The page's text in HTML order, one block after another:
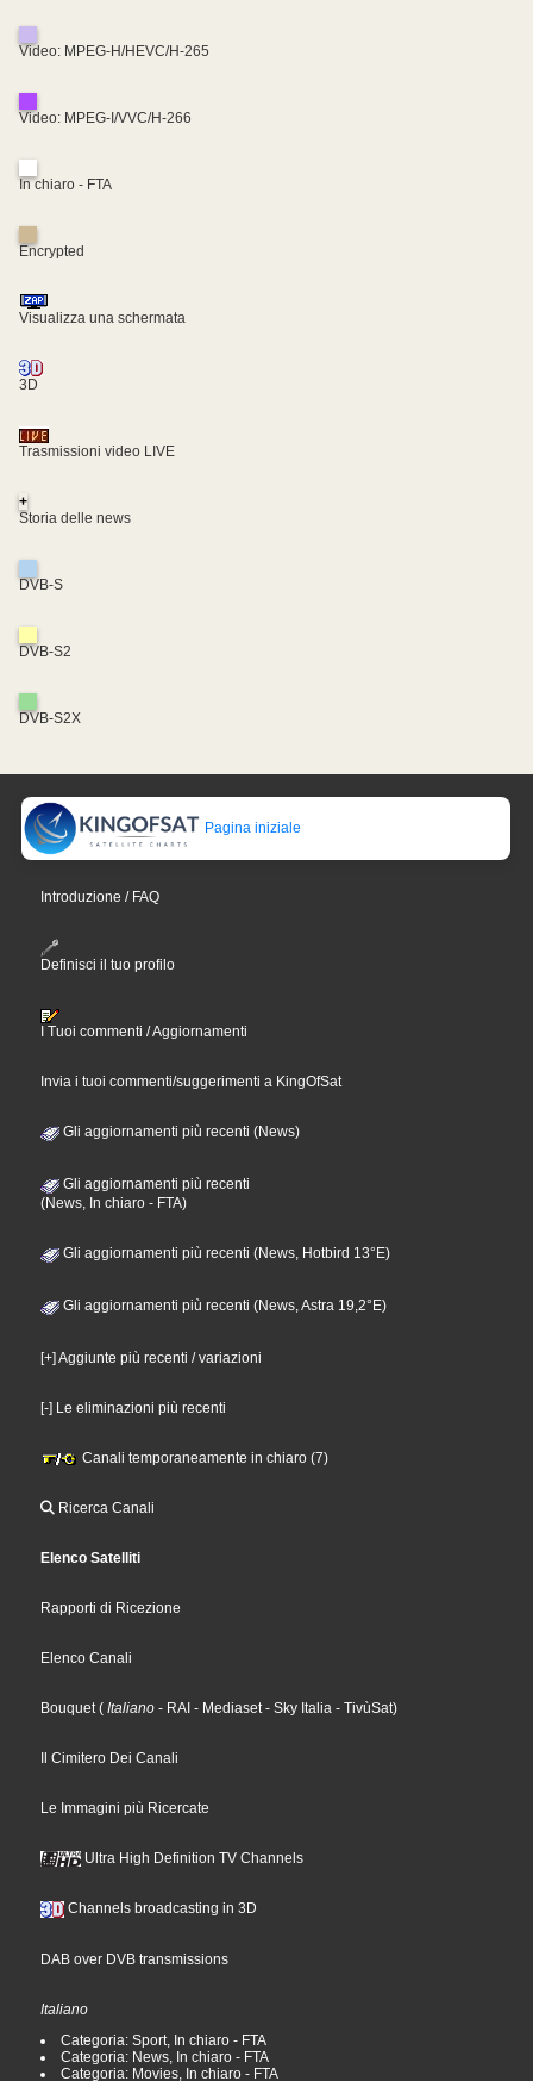
Video: MPEG-H/HEVC/H-265
Video: MPEG-I/VVC/H-266
In chiaro - FTA
Encrypted
Visualizza una schermata
3D
Trasmissioni video LIVE
+
Storia delle news
DVB-S
DVB-S2
DVB-S2X
Pagina iniziale
Introduzione / FAQ
Definisci il tuo profilo
I Tuoi commenti / Aggiornamenti
Invia i tuoi commenti/suggerimenti a KingOfSat
Gli aggiornamenti più recenti (News)
Gli aggiornamenti più recenti
(News, In chiaro - FTA)
Gli aggiornamenti più recenti (News, Hotbird 13°E)
Gli aggiornamenti più recenti (News, Astra 19,2°E)
[+] Aggiunte più recenti / variazioni
[-] Le eliminazioni più recenti
Canali temporaneamente in chiaro (7)
Ricerca Canali
Elenco Satelliti
Rapporti di Ricezione
Elenco Canali
Bouquet( Italiano - RAI - Mediaset- Sky Italia - TivùSat)
Il Cimitero Dei Canali
Le Immagini più Ricercate
Ultra High Definition TV Channels
Channels broadcasting in 3D
DAB over DVB transmissions
Italiano
Categoria: Sport, In chiaro - FTA
Categoria: News, In chiaro - FTA
Categoria: Movies, In chiaro - FTA